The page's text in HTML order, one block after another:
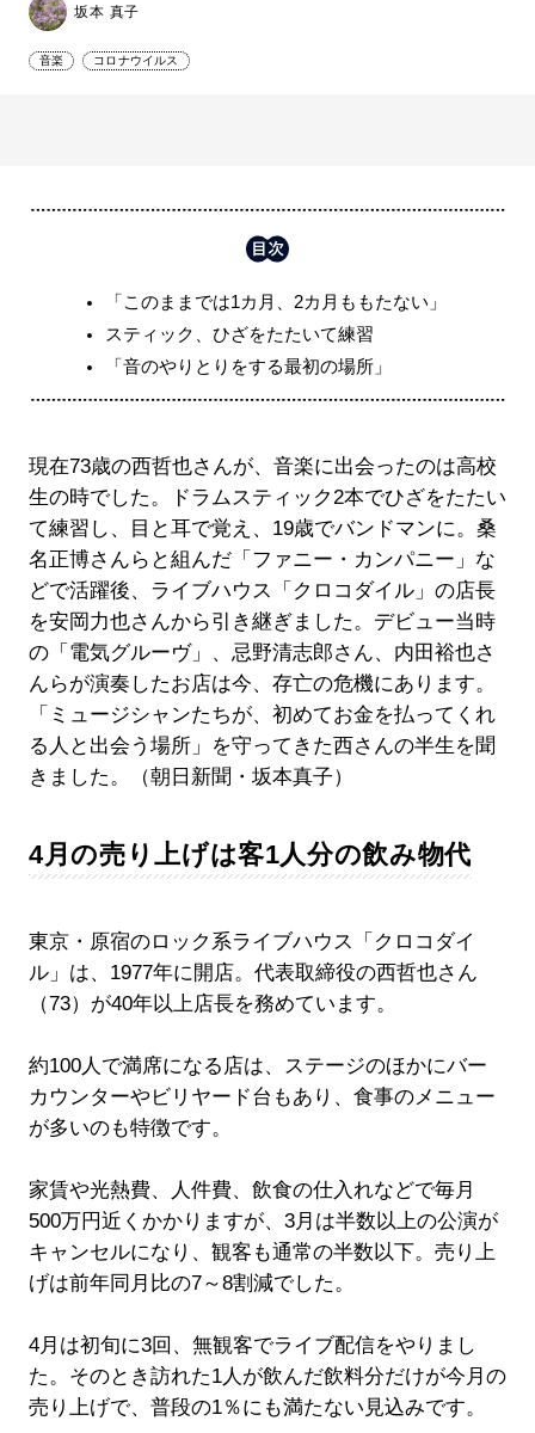
坂本 真子
音楽 コロナウイルス
「このままでは1カ月、2カ月ももたない」
スティック、ひざをたたいて練習
「音のやりとりをする最初の場所」
現在73歳の西哲也さんが、音楽に出会ったのは高校
生の時でした。ドラムスティック2本でひざをたたい
て練習し、目と耳で覚え、19歳でバンドマンに。桑
名正博さんらと組んだ「ファニー・カンパニー」な
どで活躍後、ライブハウス「クロコダイル」の店長
を安岡力也さんから引き継ぎました。デビュー当時
の「電気グルーヴ」、忌野清志郎さん、内田裕也さ
んらが演奏したお店は今、存亡の危機にあります。
「ミュージシャンたちが、初めてお金を払ってくれ
る人と出会う場所」を守ってきた西さんの半生を聞
きました。（朝日新聞・坂本真子）
4月の売り上げは客1人分の飲み物代
東京・原宿のロック系ライブハウス「クロコダイ
ル」は、1977年に開店。代表取締役の西哲也さん
（73）が40年以上店長を務めています。
約100人で満席になる店は、ステージのほかにバー
カウンターやビリヤード台もあり、食事のメニュー
が多いのも特徴です。
家賃や光熱費、人件費、飲食の仕入れなどで毎月
500万円近くかかりますが、3月は半数以上の公演が
キャンセルになり、観客も通常の半数以下。売り上
げは前年同月比の7～8割減でした。
4月は初旬に3回、無観客でライブ配信をやりまし
た。そのとき訪れた1人が飲んだ飲料分だけが今月の
売り上げで、普段の1％にも満たない見込みです。